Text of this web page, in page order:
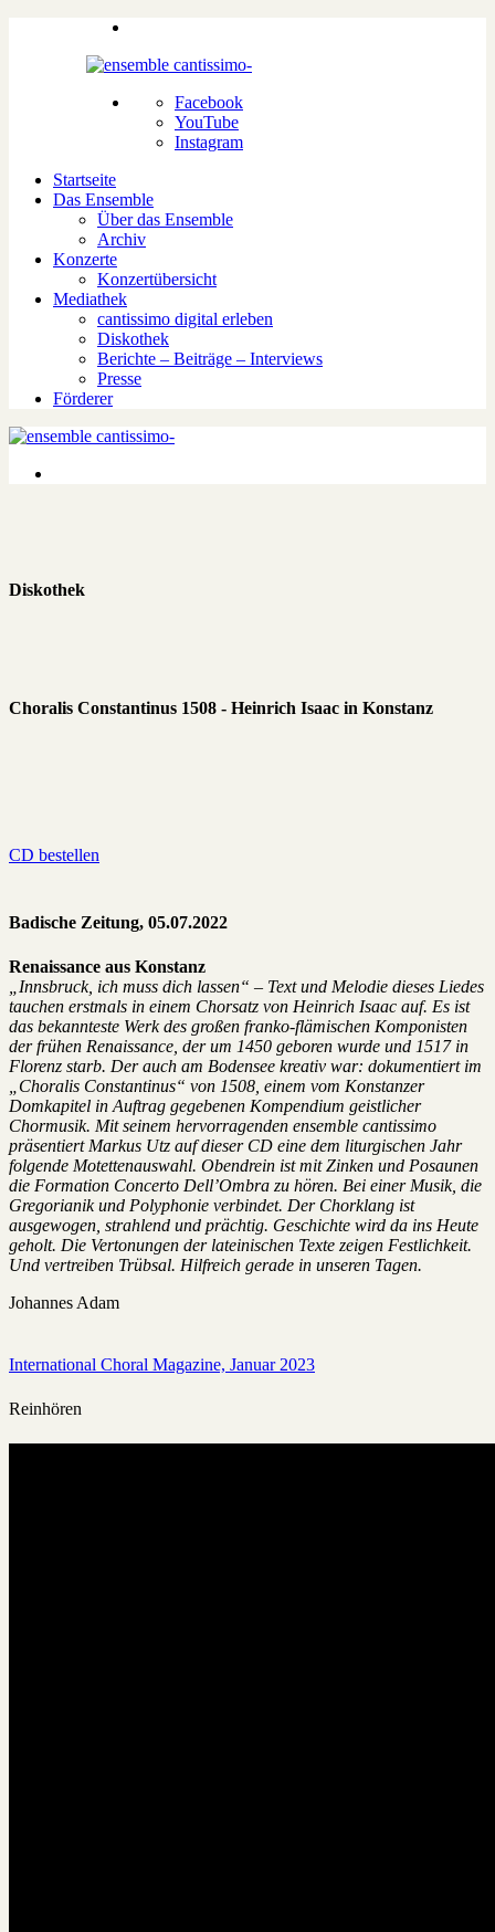
Facebook
YouTube
Instagram
Startseite
Das Ensemble
Über das Ensemble
Archiv
Konzerte
Konzertübersicht
Mediathek
cantissimo digital erleben
Diskothek
Berichte – Beiträge – Interviews
Presse
Förderer
Diskothek
Choralis Constantinus 1508 - Heinrich Isaac in Konstanz
CD bestellen
Badische Zeitung, 05.07.2022
Renaissance aus Konstanz
„Innsbruck, ich muss dich lassen“ – Text und Melodie dieses Liedes
tauchen erstmals in einem Chorsatz von Heinrich Isaac auf. Es ist
das bekannteste Werk des großen franko-flämischen Komponisten
der frühen Renaissance, der um 1450 geboren wurde und 1517 in
Florenz starb. Der auch am Bodensee kreativ war: dokumentiert im
„Choralis Constantinus“ von 1508, einem vom Konstanzer
Domkapitel in Auftrag gegebenen Kompendium geistlicher
Chormusik. Mit seinem hervorragenden ensemble cantissimo
präsentiert Markus Utz auf dieser CD eine dem liturgischen Jahr
folgende Motettenauswahl. Obendrein ist mit Zinken und Posaunen
die Formation Concerto Dell’Ombra zu hören. Bei einer Musik, die
Gregorianik und Polyphonie verbindet. Der Chorklang ist
ausgewogen, strahlend und prächtig. Geschichte wird da ins Heute
geholt. Die Vertonungen der lateinischen Texte zeigen Festlichkeit.
Und vertreiben Trübsal. Hilfreich gerade in unseren Tagen.
Johannes Adam
International Choral Magazine, Januar 2023
Reinhören